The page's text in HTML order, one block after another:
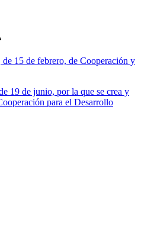
15 de febrero, de Cooperación y
19 de junio, por la que se crea y
para el Desarrollo